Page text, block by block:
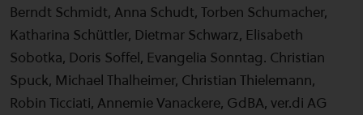
Berndt Schmidt, Anna Schudt, Torben Schumacher,
Katharina Schüttler, Dietmar Schwarz, Elisabeth
Sobotka, Doris Soffel, Evangelia Sonntag. Christian
Spuck, Michael Thalheimer, Christian Thielemann,
Robin Ticciati, Annemie Vanackere, GdBA, ver.di AG